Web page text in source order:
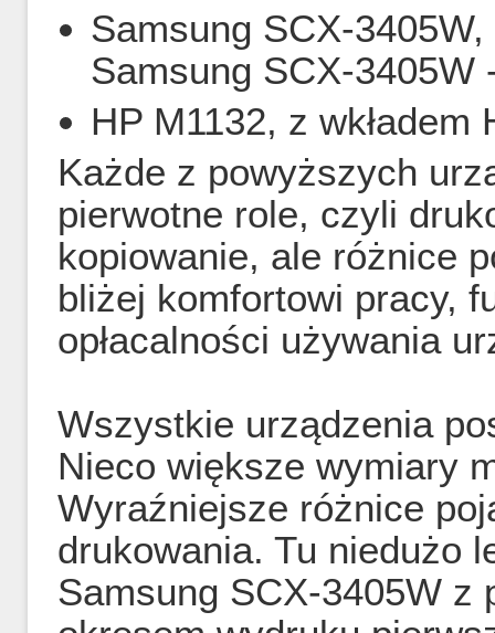
Samsung SCX-
Samsung SCX-3405W
HP M1132, z wkładem
Każde z powyższych
pierwotne role, czyli
kopiowanie, ale różnice
bliżej komfortowi pracy,
opłacalności używania
Wszystkie urządzenia
Nieco większe wymiary
Wyraźniejsze różnice
drukowania. Tu niedużo
Samsung SCX-3405W z